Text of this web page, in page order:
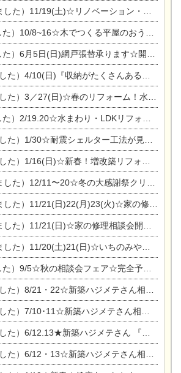
土)☆リノベーション・家の修理まつり＆増改築・リフォームまつりin扶桑ゴルフ
8~16☆木でつくる平屋のおうちのつくり方【完全予約制】
）6月5日(日)網戸張替承ります☆開催！
4/10(日)『収納がたくさんあるおうち現場見学会』
日)☆春のリフォーム！水まわりLDKリフォーム相談会&今がチャンス！エアコン相談会
水まわり・LDKリフォーム相談会＆エアコン相談会
）1/30☆耐震シェルター工法が見れる完成見学会
1/16(日)☆新春！増改築リフォーム&家の修理まつり
）12/11〜20☆冬の大感謝祭クリスマス相談会開催
11/21(日)22(月)23(火)☆家の修理まつり＆増改築リフォーム相談会
）11/21(日)☆家の修理相談会開催 in 扶桑オークビレッジ
20(土)21(日)☆いちのみや逸品市に出店します【ひのきのバラ販売】
）9/5☆秋の相談会フェア☆完全予約制
・22☆新築ハジメテさん相談会 『集まれ！農地に家を建てたい人！』
新築ハジメテさん相談会 『集まれ！農地に家を建てたい人！』完全予約制
6/12.13★新築ハジメテさん 『木の家 現場体感見学会』
・13☆新築ハジメテさん相談会『今ある土地に家を建てる際の注意点』